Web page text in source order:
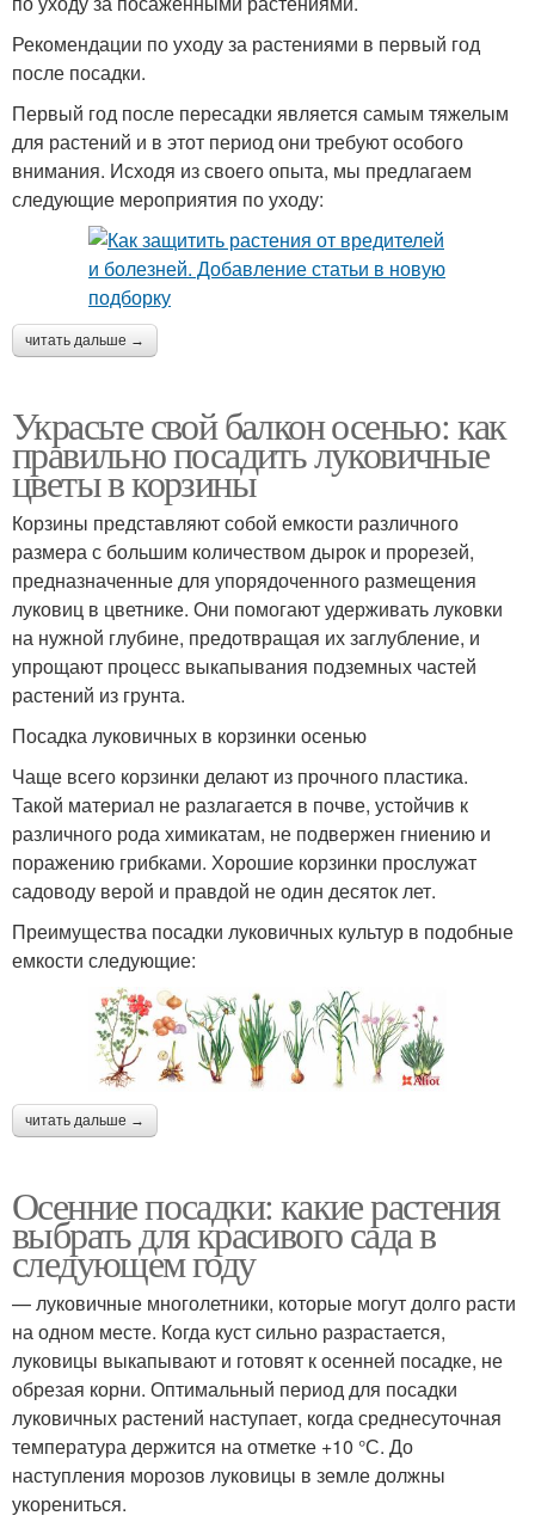
Рекомендации по уходу за растениями в первый год
после посадки.
Первый год после пересадки является самым тяжелым
для растений и в этот период они требуют особого
внимания. Исходя из своего опыта, мы предлагаем
следующие мероприятия по уходу:
читать дальше →
Украсьте свой балкон осенью: как
правильно посадить луковичные
цветы в корзины
Корзины представляют собой емкости различного
размера с большим количеством дырок и прорезей,
предназначенные для упорядоченного размещения
луковиц в цветнике. Они помогают удерживать луковки
на нужной глубине, предотвращая их заглубление, и
упрощают процесс выкапывания подземных частей
растений из грунта.
Посадка луковичных в корзинки осенью
Чаще всего корзинки делают из прочного пластика.
Такой материал не разлагается в почве, устойчив к
различного рода химикатам, не подвержен гниению и
поражению грибками. Хорошие корзинки прослужат
садоводу верой и правдой не один десяток лет.
Преимущества посадки луковичных культур в подобные
емкости следующие:
читать дальше →
Осенние посадки: какие растения
выбрать для красивого сада в
следующем году
— луковичные многолетники, которые могут долго расти
на одном месте. Когда куст сильно разрастается,
луковицы выкапывают и готовят к осенней посадке, не
обрезая корни. Оптимальный период для посадки
луковичных растений наступает, когда среднесуточная
температура держится на отметке +10 °С. До
наступления морозов луковицы в земле должны
укорениться.